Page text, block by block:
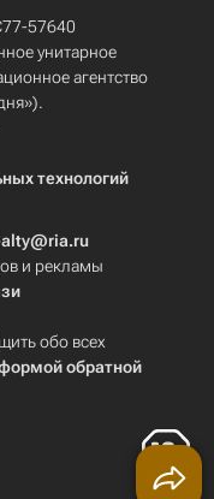
57640
унитарное
агентство
технологий
и рекламы
обо всех
обратной